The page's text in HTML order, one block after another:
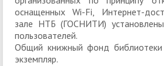
оснащенных Wi-Fi, Интернет-
зале НТБ (ГОСНИТИ)
пользователей.
Общий книжный фонд библиотеки
экземпляр.